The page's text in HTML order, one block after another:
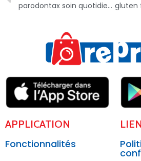
parodontax soin quotidien – 5054563049360
APPLICATION
Fonctionnalités